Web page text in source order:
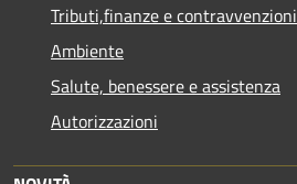
Tributi,finanze e contravvenzioni
Ambiente
Salute, benessere e assistenza
Autorizzazioni